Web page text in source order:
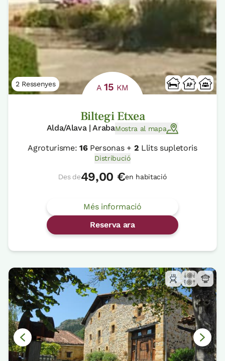
2 Ressenyes A15 KM
Biltegi Etxea
Alda/Alava | ArabaMostra al mapa
Agroturisme:16Personas + 2 Llits supletoris
Distribució
Des de49,00 €en habitació
Més informació
Reserva ara